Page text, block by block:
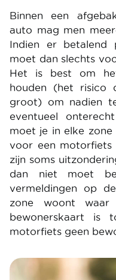
Binnen een
auto mag men
Indien er betalend
moet dan slechts
Het is best om
houden (het risico
groot) om nadien
eventueel
moet je in elke
voor een
zijn soms
dan niet moet
vermeldingen op
zone woont
bewonerskaart is
motorfiets geen
Image